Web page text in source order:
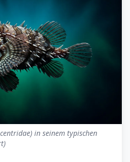
in seinem typischen